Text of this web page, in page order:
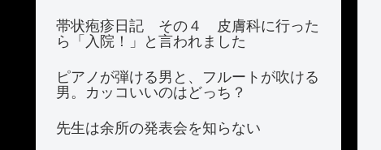
帯状疱疹日記 その４ 皮膚科に行った
ら「入院！」と言われました
ピアノが弾ける男と、フルートが吹ける
男。カッコいいのはどっち？
先生は余所の発表会を知らない